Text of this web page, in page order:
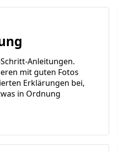
Anleitungen.
mit guten Fotos
Erklärungen bei,
in Ordnung